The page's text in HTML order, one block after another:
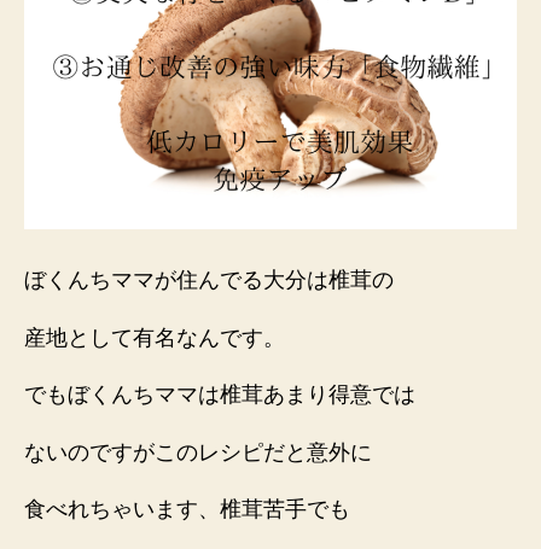
ぼくんちママが住んでる大分は椎茸の
産地として有名なんです。
でもぼくんちママは椎茸あまり得意では
ないのですがこのレシピだと意外に
食べれちゃいます、椎茸苦手でも